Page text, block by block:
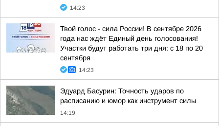
14:23
Твой голос - сила России! В сентябре 2026
года нас ждёт Единый день голосования!
Участки будут работать три дня: с 18 по 20
сентября
14:23
Эдуард Басурин: Точность ударов по
расписанию и юмор как инструмент силы
14:19